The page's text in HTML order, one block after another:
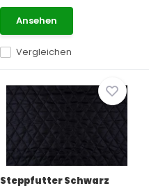
Vergleichen
Ansehen
Steppfutter Schwarz